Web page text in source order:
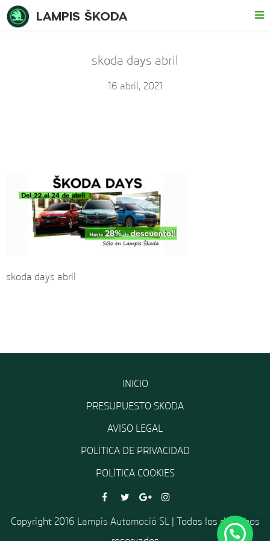
skoda days abril
16 abril, 2021
skoda days abril
INICIO
PRESUPUESTO SKODA
AVISO LEGAL
POLÍTICA DE PRIVACIDAD
POLÍTICA COOKIES
Copyright 2016 Lampis Automoció SL| Todos los derechos
LAMPIS ŠKODA